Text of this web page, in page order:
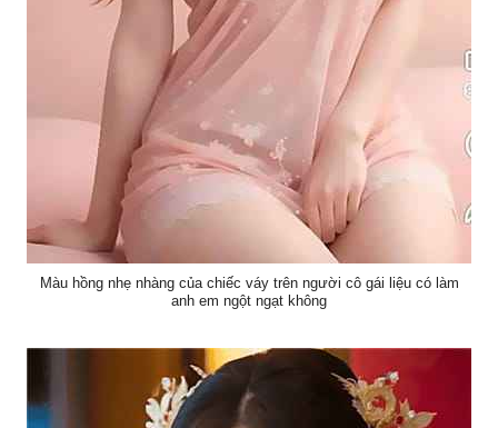
Màu hồng nhẹ nhàng của chiếc váy trên người cô gái liệu có làm
anh em ngột ngạt không